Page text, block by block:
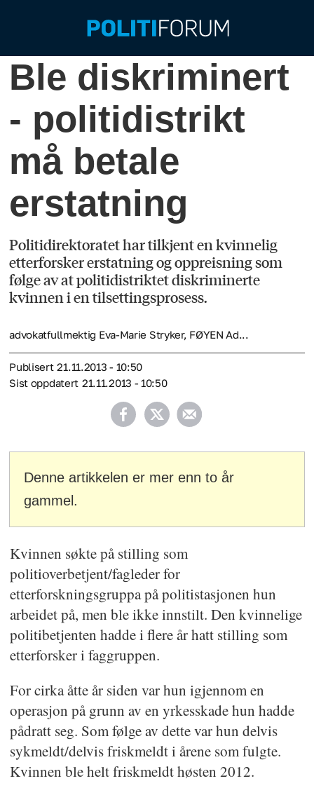
Ble diskriminert
- politidistrikt
må betale
erstatning
Politidirektoratet har tilkjent en kvinnelig
etterforsker erstatning og oppreisning som
følge av at politidistriktet diskriminerte
kvinnen i en tilsettingsprosess.
advokatfullmektig Eva-Marie Stryker, FØYEN Ad...
Publisert
21.11.2013 - 10:50
Sist oppdatert
21.11.2013 - 10:50
Denne artikkelen er mer enn to år
gammel.
Kvinnen søkte på stilling som
politioverbetjent/fagleder for
etterforskningsgruppa på politistasjonen hun
arbeidet på, men ble ikke innstilt. Den kvinnelige
politibetjenten hadde i flere år hatt stilling som
etterforsker i faggruppen.
For cirka åtte år siden var hun igjennom en
operasjon på grunn av en yrkesskade hun hadde
pådratt seg. Som følge av dette var hun delvis
sykmeldt/delvis friskmeldt i årene som fulgte.
Kvinnen ble helt friskmeldt høsten 2012.